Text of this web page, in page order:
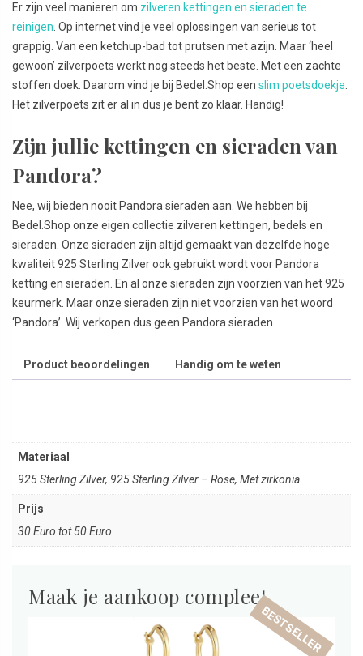
Er zijn veel manieren om zilveren kettingen en sieraden te
reinigen. Op internet vind je veel oplossingen van serieus tot
grappig. Van een ketchup-bad tot prutsen met azijn. Maar ‘heel
gewoon’ zilverpoets werkt nog steeds het beste. Met een zachte
stoffen doek. Daarom vind je bij Bedel.Shop een slim poetsdoekje.
Het zilverpoets zit er al in dus je bent zo klaar. Handig!
Zijn jullie kettingen en sieraden van
Pandora?
Nee, wij bieden nooit Pandora sieraden aan. We hebben bij
Bedel.Shop onze eigen collectie zilveren kettingen, bedels en
sieraden. Onze sieraden zijn altijd gemaakt van dezelfde hoge
kwaliteit 925 Sterling Zilver ook gebruikt wordt voor Pandora
ketting en sieraden. En al onze sieraden zijn voorzien van het 925
keurmerk. Maar onze sieraden zijn niet voorzien van het woord
‘Pandora’. Wij verkopen dus geen Pandora sieraden.
Product beoordelingen Handig om te weten
Materiaal
925 Sterling Zilver, 925 Sterling Zilver – Rose, Met zirkonia
Prijs
30 Euro tot 50 Euro
Maak je aankoop compleet
BESTSELLER